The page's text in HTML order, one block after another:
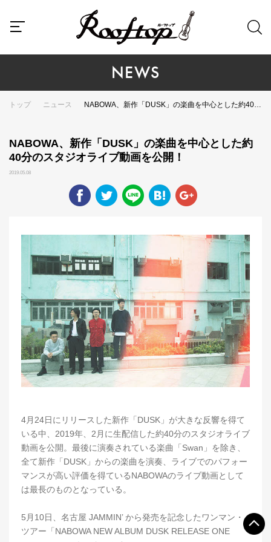
NEWS
トップ ニュース NABOWA、新作「DUSK」の楽曲を中心とした約40分のスタジオライブ動画を公開！
NABOWA、新作「DUSK」の楽曲を中心とした約
40分のスタジオライブ動画を公開！
2019.05.08
4月24日にリリースした新作「DUSK」が大きな反響を得て
いる中、2019年、2月に生配信した約40分のスタジオライブ
動画を公開。最後に演奏されている楽曲「Swan」を除き、
全て新作「DUSK」からの楽曲を演奏、ライブでのパフォー
マンスが高い評価を得ているNABOWAのライブ動画として
は最長のものとなっている。
5月10日、名古屋 JAMMIN’ から発売を記念したワンマン・
ツアー「NABOWA NEW ALBUM DUSK RELEASE ONE